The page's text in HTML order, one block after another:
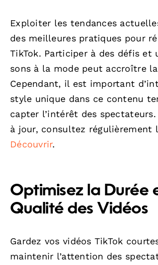
Exploiter les tendances
des meilleures pratiques pour
TikTok. Participer à des défis et
sons à la mode peut accroître
Cependant, il est important
style unique dans ce contenu
capter l’intérêt des
à jour, consultez régulièrement
Découvrir.
Optimisez la Durée
Qualité des Vidéos
Gardez vos vidéos TikTok
maintenir l’attention des